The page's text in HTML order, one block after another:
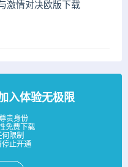
激情对决欧版下载
入体验无极限
贵身份
免费下载
限制
停止开通